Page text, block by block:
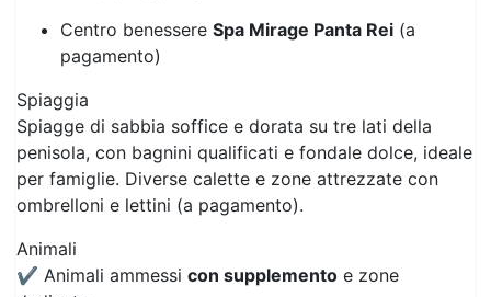
Mini-club e parco giochi
Attività sportive (vela, diving, kayak, beach
volley, ping-pong)
Centro benessereSpa Mirage Panta Rei(a
pagamento)
Spiagge di sabbia soffice e dorata su tre lati della
penisola, con bagnini qualificati e fondale dolce, ideale